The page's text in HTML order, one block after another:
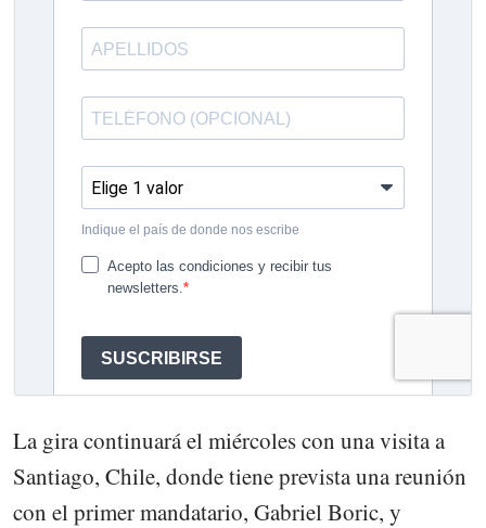
La gira continuará el miércoles con una visita a
Santiago, Chile, donde tiene prevista una reunión
con el primer mandatario, Gabriel Boric, y